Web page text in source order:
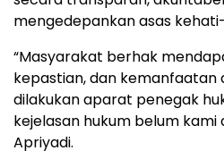
mengedepankan asas
“Masyarakat berhak
kepastian, dan kemanfaatan
dilakukan aparat penegak
kejelasan hukum belum kami
Apriyadi.